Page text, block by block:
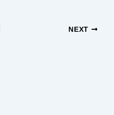
NEXT